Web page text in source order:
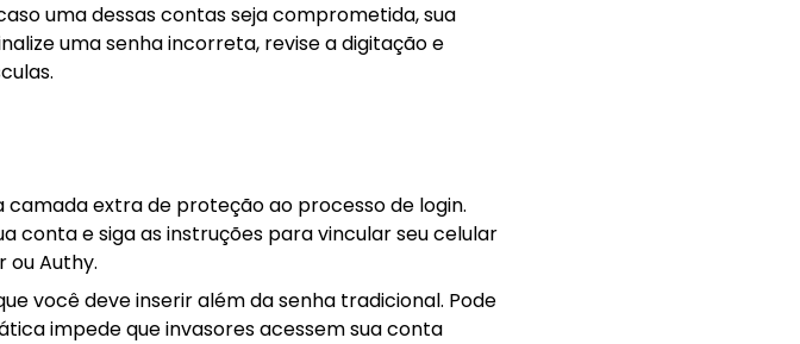
uma dessas contas seja comprometida, sua
uma senha incorreta, revise a digitação e
extra de proteção ao processo de login.
conta e siga as instruções para vincular seu celular
Authy.
você deve inserir além da senha tradicional. Pode
impede que invasores acessem sua conta